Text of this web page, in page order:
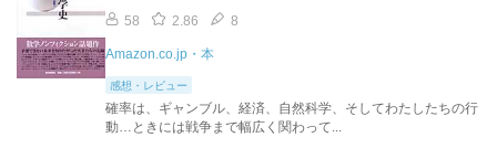
58 2.86 8
Amazon.co.jp・本
感想・レビュー
確率は、ギャンブル、経済、自然科学、そしてわたしたちの行
動…ときには戦争まで幅広く関わって...